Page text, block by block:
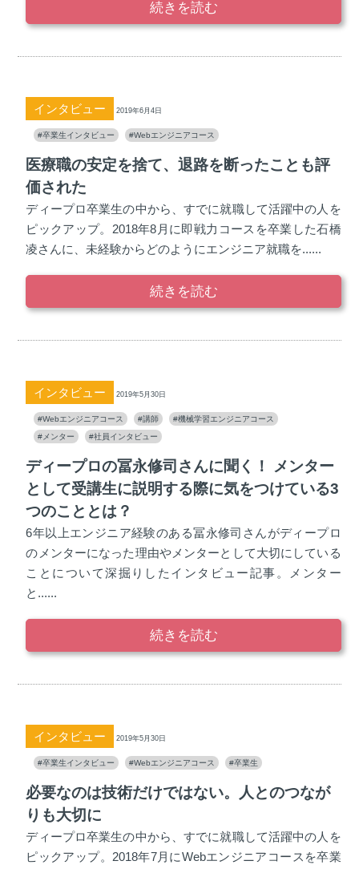
続きを読む
インタビュー 2019年6月4日
#卒業生インタビュー #Webエンジニアコース
医療職の安定を捨て、退路を断ったことも評
価された
ディープロ卒業生の中から、すでに就職して活躍中の人を
ピックアップ。2018年8月に即戦力コースを卒業した石橋
凌さんに、未経験からどのようにエンジニア就職を......
続きを読む
インタビュー 2019年5月30日
#Webエンジニアコース #講師
#機械学習エンジニアコース
#メンター
#社員インタビュー
ディープロの冨永修司さんに聞く！ メンター
として受講生に説明する際に気をつけている3
つのこととは？
6年以上エンジニア経験のある冨永修司さんがディープロ
のメンターになった理由やメンターとして大切にしている
ことについて深掘りしたインタビュー記事。メンター
と......
続きを読む
インタビュー 2019年5月30日
#卒業生インタビュー #Webエンジニアコース #卒業生
必要なのは技術だけではない。人とのつなが
りも大切に
ディープロ卒業生の中から、すでに就職して活躍中の人を
ピックアップ。2018年7月にWebエンジニアコースを卒業